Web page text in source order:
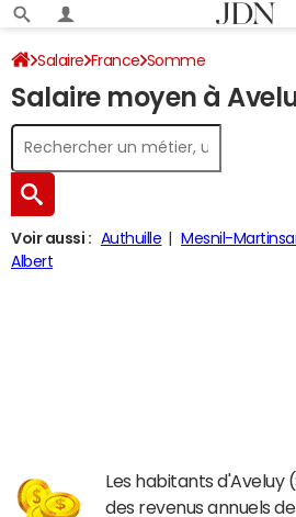
Salaire France Somme
Salaire moyen à
Voir aussi : Authuille Mesnil-
Albert
Les habitants
des revenus annuels de